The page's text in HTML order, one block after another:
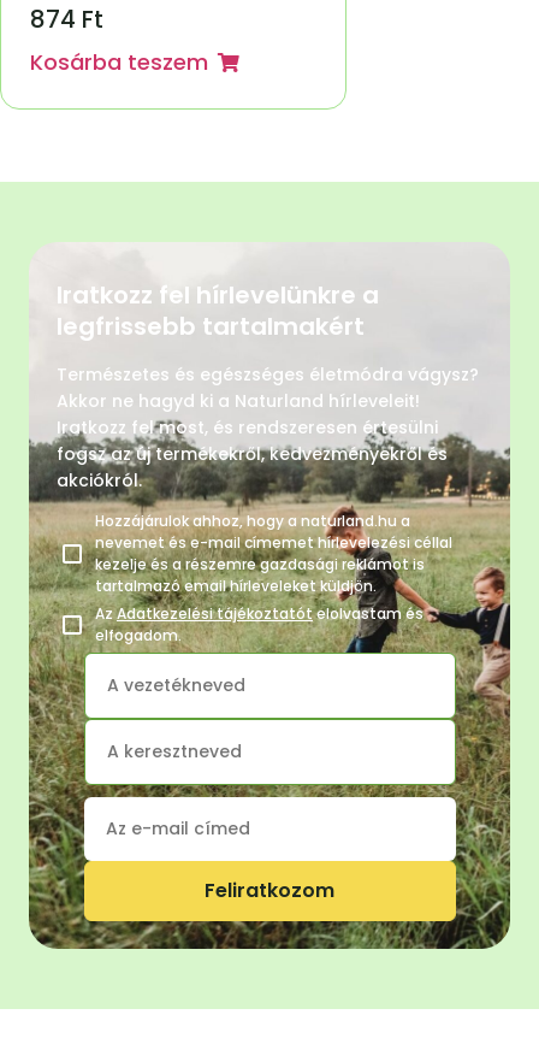
874 Ft
Kosárba teszem
Iratkozz fel hírlevelünkre a
legfrissebb tartalmakért
Természetes és egészséges életmódra vágysz?
Akkor ne hagyd ki a Naturland hírleveleit!
Iratkozz fel most, és rendszeresen értesülni
fogsz az új termékekről, kedvezményekről és
akciókról.
Hozzájárulok ahhoz, hogy a naturland.hu a
nevemet és e-mail címemet hírlevelezési céllal
kezelje és a részemre gazdasági reklámot is
tartalmazó email hírleveleket küldjön.
AzAdatkezelési tájékoztatótelolvastam és
elfogadom.
Feliratkozom